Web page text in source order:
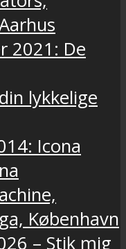
2021: De
lykkelige
Icona
København
– Stik mig